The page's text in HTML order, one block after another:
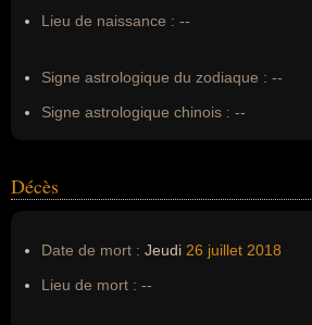
Lieu de naissance : --
Signe astrologique du zodiaque : --
Signe astrologique chinois : --
Décès
Date de mort : Jeudi 26 juillet 2018
Lieu de mort : --